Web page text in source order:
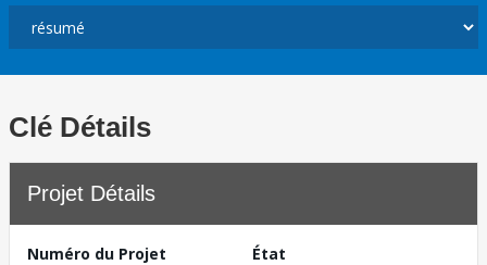
Clé Détails
Projet Détails
Numéro du Projet
État